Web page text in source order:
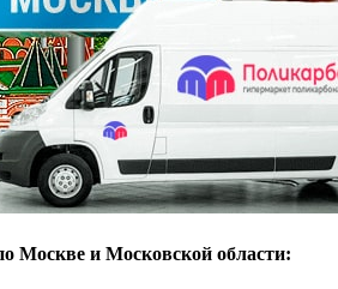
Москве и Московской области: